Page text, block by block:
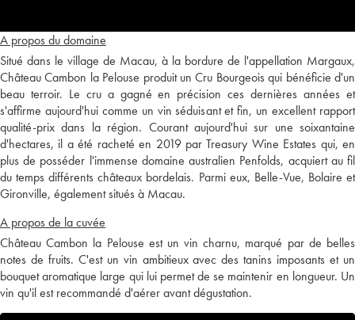
A propos du domaine
Situé dans le village de Macau, à la bordure de l'appellation Margaux,
Château Cambon la Pelouse produit un Cru Bourgeois qui bénéficie d'un
beau terroir. Le cru a gagné en précision ces dernières années et
s'affirme aujourd'hui comme un vin séduisant et fin, un excellent rapport
qualité-prix dans la région. Courant aujourd'hui sur une soixantaine
d'hectares, il a été racheté en 2019 par Treasury Wine Estates qui, en
plus de posséder l'immense domaine australien Penfolds, acquiert au fil
du temps différents châteaux bordelais. Parmi eux, Belle-Vue, Bolaire et
Gironville, également situés à Macau.
A propos de la cuvée
Château Cambon la Pelouse est un vin charnu, marqué par de belles
notes de fruits. C'est un vin ambitieux avec des tanins imposants et un
bouquet aromatique large qui lui permet de se maintenir en longueur. Un
vin qu'il est recommandé d'aérer avant dégustation.